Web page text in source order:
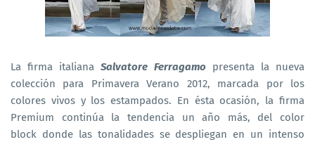
La firma italianaSalvatore Ferragamopresenta la nueva
colección para Primavera Verano 2012, marcada por los
colores vivos y los estampados. En ésta ocasión, la firma
Premium continúa la tendencia un año más, del color
block donde las tonalidades se despliegan en un intenso